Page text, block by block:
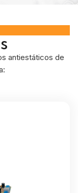
antiestáticos de